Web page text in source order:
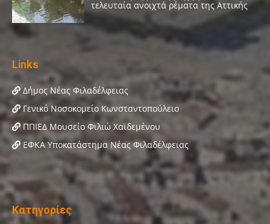
Links
Δήμος Νέας Φιλαδέλφειας
Γενικό Νοσοκομείο Κωνσταντοπούλειο
ΠΠΙΕΔ Μουσείο Φιλιώ Χαϊδεμένου
ΕΦΚΑ Υποκατάστημα Νέας Φιλαδέλφειας
Κατηγορίες